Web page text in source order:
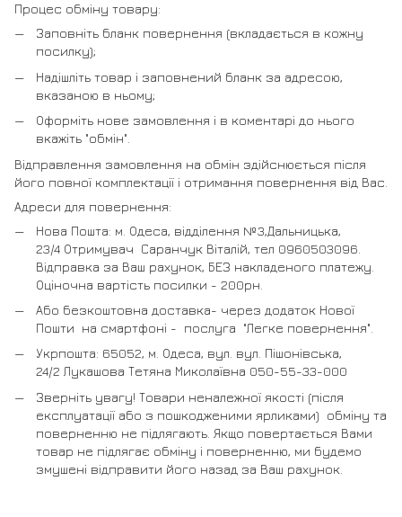
Процес обміну товару:
Заповніть бланк повернення (вкладається в кожну
посилку);
Надішліть товар і заповнений бланк за адресою,
вказаною в ньому;
Оформіть нове замовлення і в коментарі до нього
вкажіть "обмін".
Відправлення замовлення на обмін здійснюється після
його повної комплектації і отримання повернення від Вас.
Адреси для повернення:
Нова Пошта: м. Одеса, відділення №3,Дальницька,
23/4 Отримувач Саранчук Віталій, тел 0960503096.
Відправка за Ваш рахунок, БЕЗ накладеного платежу.
Оціночна вартість посилки - 200рн.
Або безкоштовна доставка- через додаток Нової
Пошти на смартфоні - послуга "Легке повернення".
Укрпошта: 65052, м. Одеса, вул. вул. Пішонівська,
24/2 Лукашова Тетяна Миколаївна 050-55-33-000
Зверніть увагу! Товари неналежної якості (після
експлуатації або з пошкодженими ярликами) обміну та
поверненню не підлягають. Якщо повертається Вами
товар не підлягає обміну і поверненню, ми будемо
змушені відправити його назад за Ваш рахунок.